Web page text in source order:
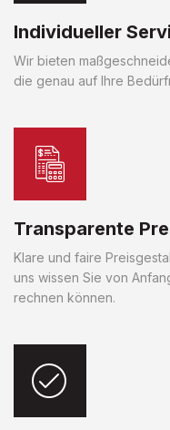
Individueller
Wir bieten
die genau auf Ihre
Transparente
Klare und faire
uns wissen Sie von
rechnen können.